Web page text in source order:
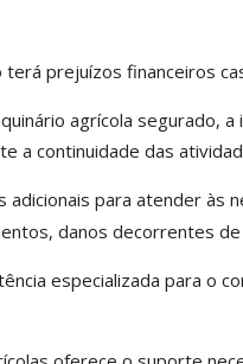
prejuízos financeiros
agrícola segurado,
continuidade das
para atender às
danos decorrentes
especializada para o